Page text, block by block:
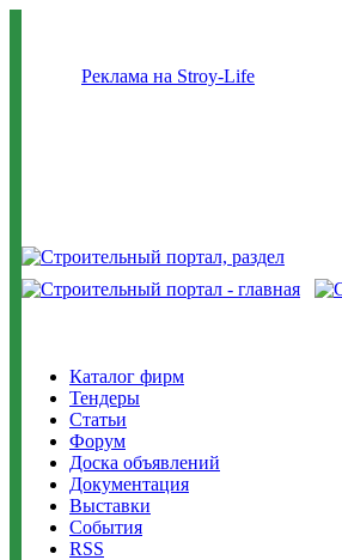
Реклама на Stroy-Life
Каталог фирм
Тендеры
Статьи
Форум
Доска объявлений
Документация
Выставки
События
RSS